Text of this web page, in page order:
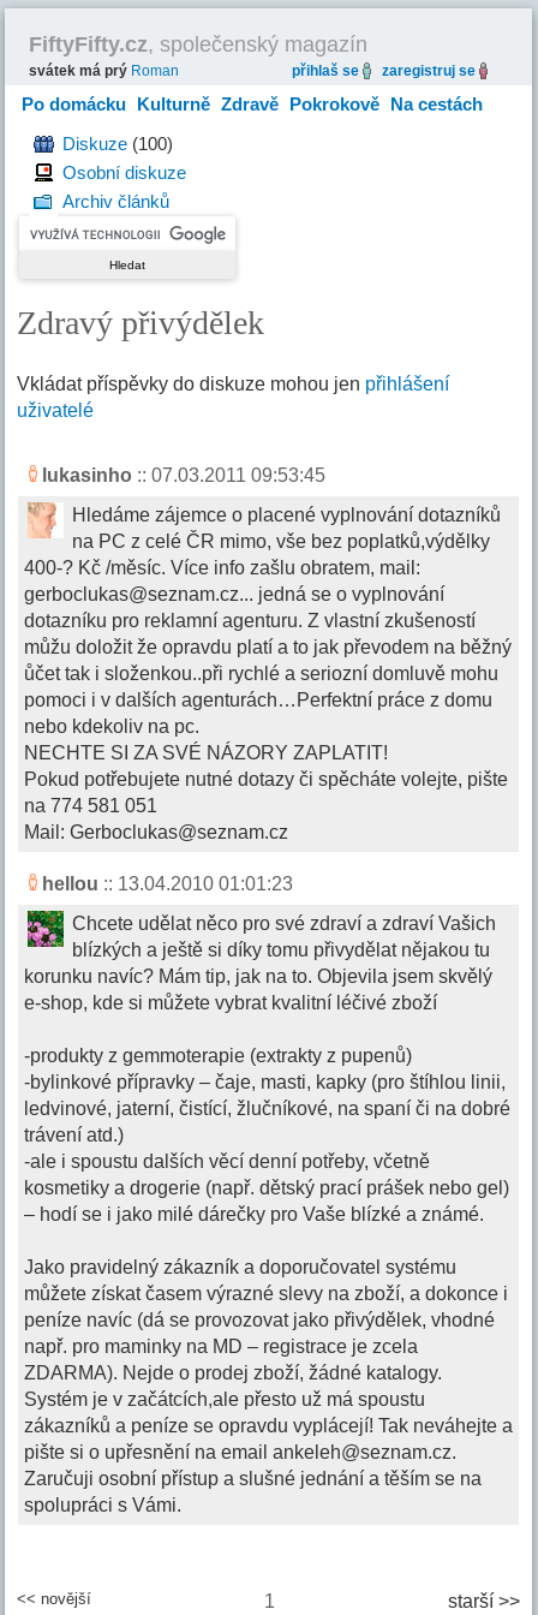
FiftyFifty.cz, společenský magazín
svátek má prý Roman přihlaš se zaregistruj se
Po domácku Kulturně Zdravě Pokrokově Na cestách
HravěDiskuze (100)
Osobní diskuze
Archiv článků
Zdravý přivýdělek
Vkládat příspěvky do diskuze mohou jen přihlášení
uživatelé
lukasinho :: 07.03.2011 09:53:45
Hledáme zájemce o placené vyplnování dotazníků
na PC z celé ČR mimo, vše bez poplatků,výdělky
400-? Kč /měsíc. Více info zašlu obratem, mail:
gerboclukas@seznam.cz... jedná se o vyplnování
dotazníku pro reklamní agenturu. Z vlastní zkušeností
můžu doložit že opravdu platí a to jak převodem na běžný
ůčet tak i složenkou..při rychlé a seriozní domluvě mohu
pomoci i v dalších agenturách…Perfektní práce z domu
nebo kdekoliv na pc.
NECHTE SI ZA SVÉ NÁZORY ZAPLATIT!
Pokud potřebujete nutné dotazy či spěcháte volejte, pište
na 774 581 051
Mail:Gerboclukas@seznam.cz
hellou :: 13.04.2010 01:01:23
Chcete udělat něco pro své zdraví a zdraví Vašich
blízkých a ještě si díky tomu přivydělat nějakou tu
korunku navíc? Mám tip, jak na to. Objevila jsem skvělý
e-shop, kde si můžete vybrat kvalitní léčivé zboží
-produkty z gemmoterapie (extrakty z pupenů)
-bylinkové přípravky – čaje, masti, kapky (pro štíhlou linii,
ledvinové, jaterní, čistící, žlučníkové, na spaní či na dobré
trávení atd.)
-ale i spoustu dalších věcí denní potřeby, včetně
kosmetiky a drogerie (např. dětský prací prášek nebo gel)
– hodí se i jako milé dárečky pro Vaše blízké a známé.
Jako pravidelný zákazník a doporučovatel systému
můžete získat časem výrazné slevy na zboží, a dokonce i
peníze navíc (dá se provozovat jako přivýdělek, vhodné
např. pro maminky na MD – registrace je zcela
ZDARMA). Nejde o prodej zboží, žádné katalogy.
Systém je v začátcích,ale přesto už má spoustu
zákazníků a peníze se opravdu vyplácejí! Tak neváhejte a
pište si o upřesnění na emailankeleh@seznam.cz.
Zaručuji osobní přístup a slušné jednání a těším se na
spolupráci s Vámi.
starší >>
<< novější 1